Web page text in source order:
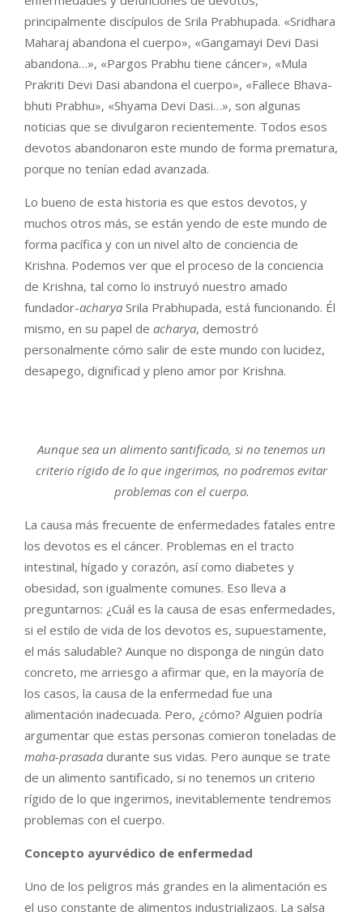
principalmente discípulos de Srila Prabhupada. «Sridhara
Maharaj abandona el cuerpo», «Gangamayi Devi Dasi
abandona…», «Pargos Prabhu tiene cáncer», «Mula
Prakriti Devi Dasi abandona el cuerpo», «Fallece Bhava-
bhuti Prabhu», «Shyama Devi Dasi…», son algunas
noticias que se divulgaron recientemente. Todos esos
devotos abandonaron este mundo de forma prematura,
porque no tenían edad avanzada.
Lo bueno de esta historia es que estos devotos, y
muchos otros más, se están yendo de este mundo de
forma pacífica y con un nivel alto de conciencia de
Krishna. Podemos ver que el proceso de la conciencia
de Krishna, tal como lo instruyó nuestro amado
fundador-acharya Srila Prabhupada, está funcionando. Él
mismo, en su papel de acharya, demostró
personalmente cómo salir de este mundo con lucidez,
desapego, dignificad y pleno amor por Krishna.
Aunque sea un alimento santificado, si no tenemos un
criterio rígido de lo que ingerimos, no podremos evitar
problemas con el cuerpo.
La causa más frecuente de enfermedades fatales entre
los devotos es el cáncer. Problemas en el tracto
intestinal, hígado y corazón, así como diabetes y
obesidad, son igualmente comunes. Eso lleva a
preguntarnos: ¿Cuál es la causa de esas enfermedades,
si el estilo de vida de los devotos es, supuestamente,
el más saludable? Aunque no disponga de ningún dato
concreto, me arriesgo a afirmar que, en la mayoría de
los casos, la causa de la enfermedad fue una
alimentación inadecuada. Pero, ¿cómo? Alguien podría
argumentar que estas personas comieron toneladas de
maha-prasada durante sus vidas. Pero aunque se trate
de un alimento santificado, si no tenemos un criterio
rígido de lo que ingerimos, inevitablemente tendremos
problemas con el cuerpo.
Concepto ayurvédico de enfermedad
Uno de los peligros más grandes en la alimentación es
el uso constante de alimentos industrializaos. La salsa